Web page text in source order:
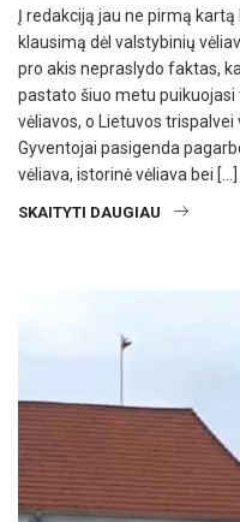
Į redakciją jau ne pirmą
klausimą dėl valstybinių
pro akis nepraslydo faktas,
pastato šiuo metu puikuojasi
vėliavos, o Lietuvos
Gyventojai pasigenda
vėliava, istorinė vėliava bei […]
SKAITYTI DAUGIAU